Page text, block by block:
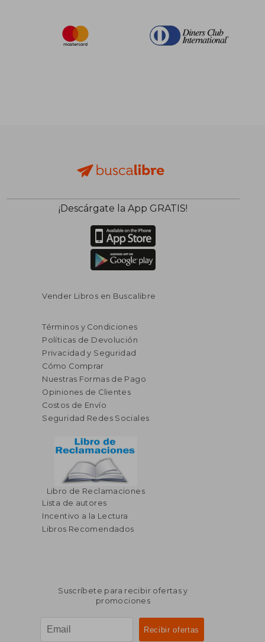
¡Descárgate la App GRATIS!
Vender Libros en Buscalibre
Términos y Condiciones
Políticas de Devolución
Privacidad y Seguridad
Cómo Comprar
Nuestras Formas de Pago
Opiniones de Clientes
Costos de Envío
Seguridad Redes Sociales
Libro de Reclamaciones
Lista de autores
Incentivo a la Lectura
Libros Recomendados
Suscríbete para recibir ofertas y
promociones